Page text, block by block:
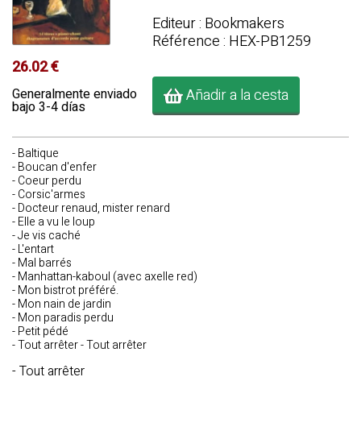
26.02 €
Generalmente enviado
bajo 3-4 días
Editeur : Bookmakers
Référence : HEX-PB1259
Añadir a la cesta
- Baltique
- Boucan d'enfer
- Coeur perdu
- Corsic'armes
- Docteur renaud, mister renard
- Elle a vu le loup
- Je vis caché
- L'entart
- Mal barrés
- Manhattan-kaboul (avec axelle red)
- Mon bistrot préféré.
- Mon nain de jardin
- Mon paradis perdu
- Petit pédé
- Tout arrêter - Tout arrêter
- Tout arrêter